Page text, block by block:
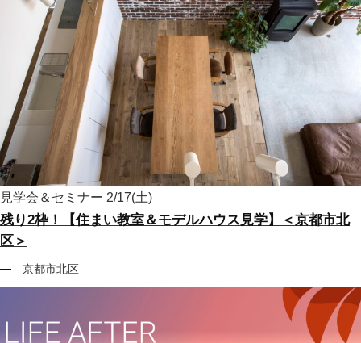
見学会＆セミナー 2/17(土)
残り2枠！【住まい教室＆モデルハウス見学】＜京都市北
区＞
京都市北区